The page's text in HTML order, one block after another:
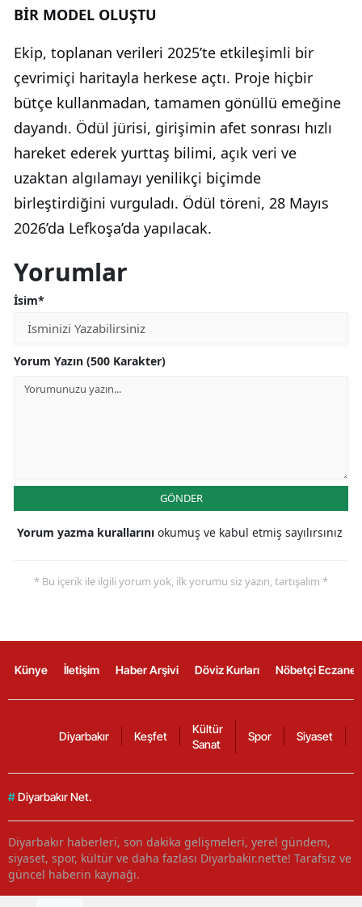
BİR MODEL OLUŞTU
Ekip, toplanan verileri 2025’te etkileşimli bir
çevrimiçi haritayla herkese açtı. Proje hiçbir
bütçe kullanmadan, tamamen gönüllü emeğine
dayandı. Ödül jürisi, girişimin afet sonrası hızlı
hareket ederek yurttaş bilimi, açık veri ve
uzaktan algılamayı yenilikçi biçimde
birleştirdiğini vurguladı. Ödül töreni, 28 Mayıs
2026’da Lefkoşa’da yapılacak.
Yorumlar
İsim*
Yorum Yazın (500 Karakter)
GÖNDER
Yorum yazma kurallarını okumuş ve kabul etmiş sayılırsınız
* Bu içerik ile ilgili yorum yok, ilk yorumu siz yazın, tartışalım *
Künye İletişim Haber Arşivi Döviz Kurları Nöbetçi
Diyarbakır Keşfet
Kültür
Sanat
Spor Siyaset
# Diyarbakır Net.
Diyarbakır haberleri, son dakika gelişmeleri, yerel gündem,
siyaset, spor, kültür ve daha fazlası Diyarbakir.net’te! Tarafsız ve
güncel haberin kaynağı.